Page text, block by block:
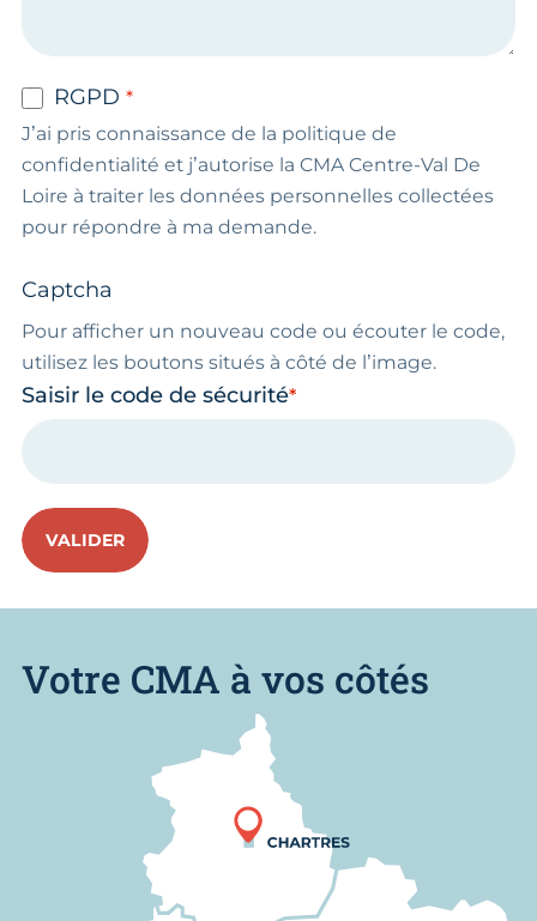
RGPD
J’ai pris connaissance de la politique de
confidentialité et j’autorise la CMA Centre-Val De
Loire à traiter les données personnelles collectées
pour répondre à ma demande.
Captcha
Pour afficher un nouveau code ou écouter le code,
utilisez les boutons situés à côté de l’image.
Saisir le code de sécurité
VALIDER
Votre CMA à vos côtés